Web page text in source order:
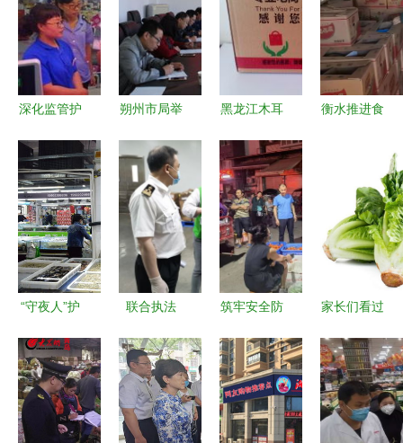
场,农产品
代理加盟价
格信息 阿
德采购网
全专项抽检
行动
食用农产品
专项检查
环节，多议
题视角下的
安全护航之
路
深化监管护
北京食用农
产品批发市
场监管升级
举措观察
朔州市局举
品批发市
场“兴农强
基”行动暨
《食用农产
品市场销售
质量安全监
法》落实推
进会
黑龙江木耳
优质食用农
产品批发指
南
衡水推进食
化建设，守
护市民“菜
篮子”安全
“守夜人”护
区市场监管
局开展五一
节前农贸市
联合执法
市两部门严
守流通环节
进口冷链食
筑牢安全防
市场监管局
开展食用农
产品市场准
家长们看过
食物给孩子
吃，好消化
更长个